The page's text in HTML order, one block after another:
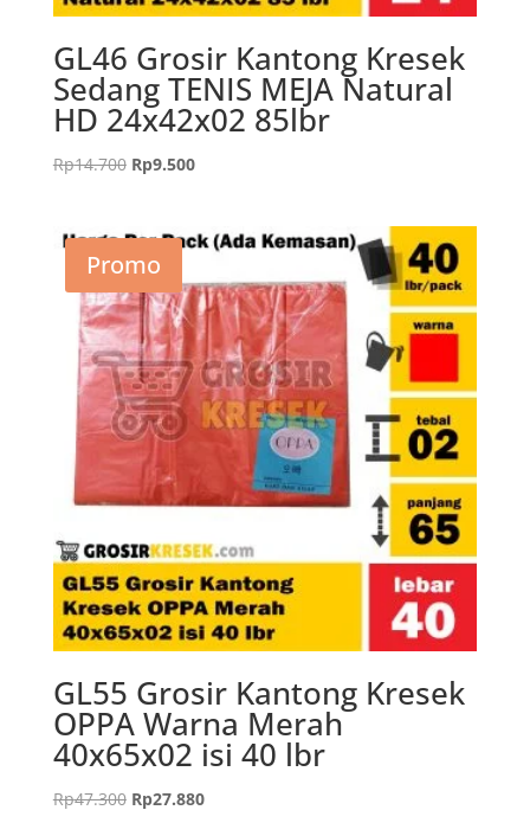
GL46 Grosir Kantong Kresek
Sedang TENIS MEJA Natural
HD 24x42x02 85lbr
Rp14.700 Harga
Rp14.700.
Rp9.500Harga
adalah:
Promo
GL55 Grosir Kantong Kresek
OPPA Warna Merah
40x65x02 isi 40 lbr
Rp47.300 Harga
Rp27.880Harga